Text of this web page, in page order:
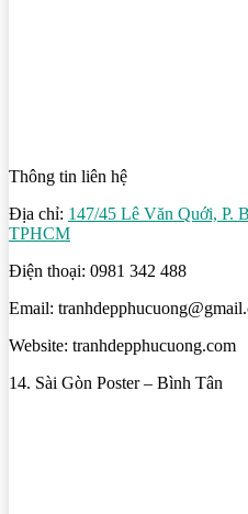
Thông tin liên hệ
Địa chỉ: 147/45 Lê Văn Quới, P.
TPHCM
Điện thoại: 0981 342 488
Email:
Website: tranhdepphucuong.com
14. Sài Gòn Poster – Bình Tân